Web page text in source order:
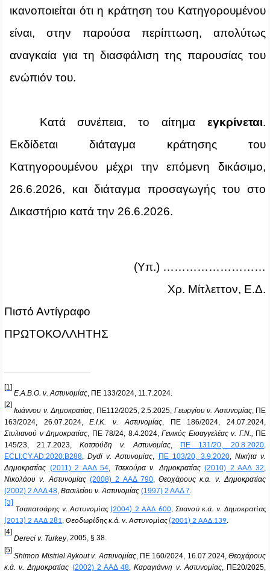
ικανοποιείται ότι η κράτηση του Κατηγορουμένου
είναι, στην παρούσα περίπτωση, απολύτως
αναγκαία για τη διασφάλιση της παρουσίας του
ενώπιόν του.
Κατά συνέπεια, το αίτημα εγκρίνεται.
Εκδίδεται διάταγμα κράτησης του
Κατηγορουμένου μέχρι την επόμενη δικάσιμο,
26.6.2026, και διάταγμα προσαγωγής του στο
Δικαστήριο κατά την 26.6.2026.
(Υπ.) ………………………
Χρ. Μίτλεττον, Ε.Δ.
Πιστό Αντίγραφο
ΠΡΩΤΟΚΟΛΛΗΤΗΣ
[1]
Ε.Α.Β.Ο. ν. Αστυνομίας, ΠΕ 133/2024, 11.7.2024.
[2]
Ιωάννου ν. Δημοκρατίας, ΠΕ112/2025, 2.5.2025, Γεωργίου ν. Αστυνομίας, ΠΕ
163/2024, 26.07.2024,Ε.Ι.Κ. ν. Αστυνομίας, ΠΕ 186/2024, 24.07.2024,
Στυλιανού ν Δημοκρατίας, ΠΕ 78/24, 8.4.2024, Γενικός Εισαγγελέας v. Γ.Ν., ΠΕ
145/23, 21.7.2023, Κοτσούδη ν. Αστυνομίας,
ΠΕ 131/20, 20.8.2020,
ECLI:CY:AD:2020:B288,Dydi v. Αστυνομίας, ΠΕ 103/20, 3.9.2020, Νικήτα ν.
Δημοκρατίας (2011) 2 ΑΑΔ 54, Τσεκούρα ν. Δημοκρατίας (2010) 2 ΑΑΔ 32,
Νικολάου ν. Αστυνομίας (2008) 2 ΑΑΔ 790,Θεοχάρους κ.α. ν. Δημοκρατίας
(2002) 2 ΑΑΔ 48, Βασιλείου ν. Αστυνομίας (1997) 2 ΑΑΔ 7.
[3]
Τσαπατσάρης ν. Αστυνομίας (2004) 2 ΑΑΔ 600, Σπανού κ.ά. ν. Δημοκρατίας
(2013) 2 ΑΑΔ 281, Θεοδωρίδης κ.ά. ν. Αστυνομίας (2001) 2 ΑΑΔ.139.
[4]
Dereci v. Turkey, 2005, § 38.
[5]
Shimon Mistriel Aykout v. Αστυνομίας, ΠΕ 160/2024, 16.07.2024,Θεοχάρους
κ.ά. ν. Δημοκρατίας (2002) 2 ΑΑΔ 48,Καραγιάννη ν. Αστυνομίας, ΠΕ20/2025,